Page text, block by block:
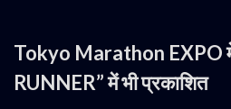
Tokyo Marathon EXPO
RUNNER” में भी प्रकाशित